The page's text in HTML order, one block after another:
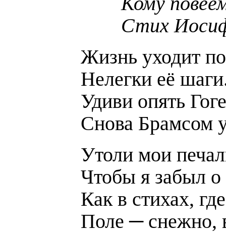
Стих
Жизнь уходит
Нелегки её
Удиви опять
Снова Брамсом
Утоли мои
Чтобы я забыл о
Как в стихах,
Поле ─ снежно,